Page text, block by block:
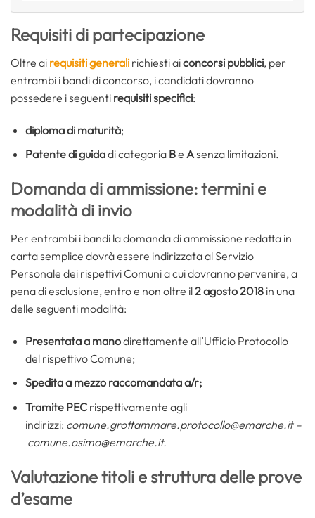
Requisiti di partecipazione
Oltre ai requisiti generali richiesti aiconcorsi pubblici, per
entrambi i bandi di concorso, i candidati dovranno
possedere i seguenti requisiti specifici:
diploma di maturità;
Patente di guidadi categoria Be Asenza limitazioni.
Domanda di ammissione: termini e
modalità di invio
Per entrambi i bandi la domanda di ammissione redatta in
carta semplice dovrà essere indirizzata al Servizio
Personale dei rispettivi Comuni a cui dovranno pervenire, a
pena di esclusione, entro e non oltre il2 agosto 2018 in una
delle seguenti modalità:
Presentata a manodirettamente all’Ufficio Protocollo
del rispettivo Comune;
Spedita a mezzo raccomandata a/r;
Tramite PECrispettivamente agli
indirizzi: comune.grottammare.protocollo@emarche.it –
comune.osimo@emarche.it.
Valutazione titoli e struttura delle prove
d’esame